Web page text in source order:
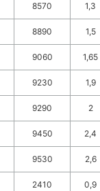
8570 1,3
8890 1,5
9060 1,65
9230 1,9
9290 2
9450 2,4
9530 2,6
2410 0,9